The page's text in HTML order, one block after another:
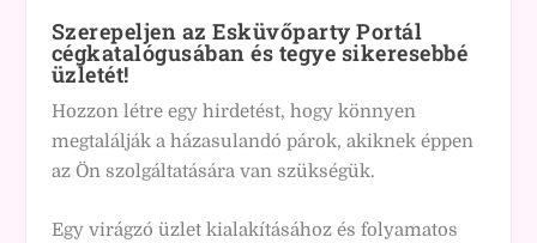
Szerepeljen az Esküvőparty Portál
cégkatalógusában és tegye sikeresebbé
üzletét!
Hozzon létre egy hirdetést, hogy könnyen
megtalálják a házasulandó párok, akiknek éppen
az Ön szolgáltatására van szükségük.
Egy virágzó üzlet kialakításához és folyamatos